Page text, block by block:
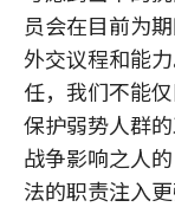
员会在目前为
外交议程和能
任，我们不能
保护弱势人群
战争影响之人
法的职责注入